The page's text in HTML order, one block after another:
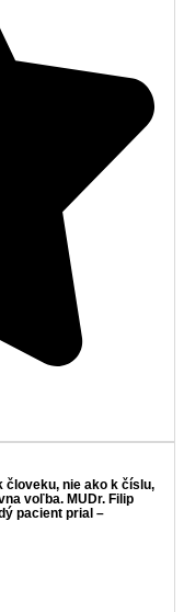
človeku, nie ako k číslu,
voľba. MUDr. Filip
pacient prial –